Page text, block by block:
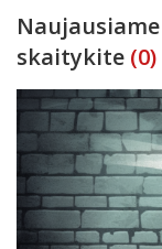
skaitykite (0)